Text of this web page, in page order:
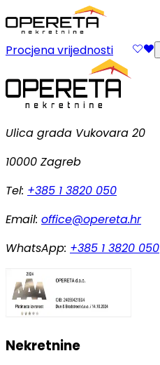
Procjena vrijednosti
Ulica grada Vukovara 20
10000 Zagreb
Tel: +385 1 3820 050
Email: office@opereta.hr
WhatsApp: +385 1 3820 050
Nekretnine